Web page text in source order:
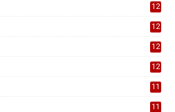
12
12
12
12
11
11